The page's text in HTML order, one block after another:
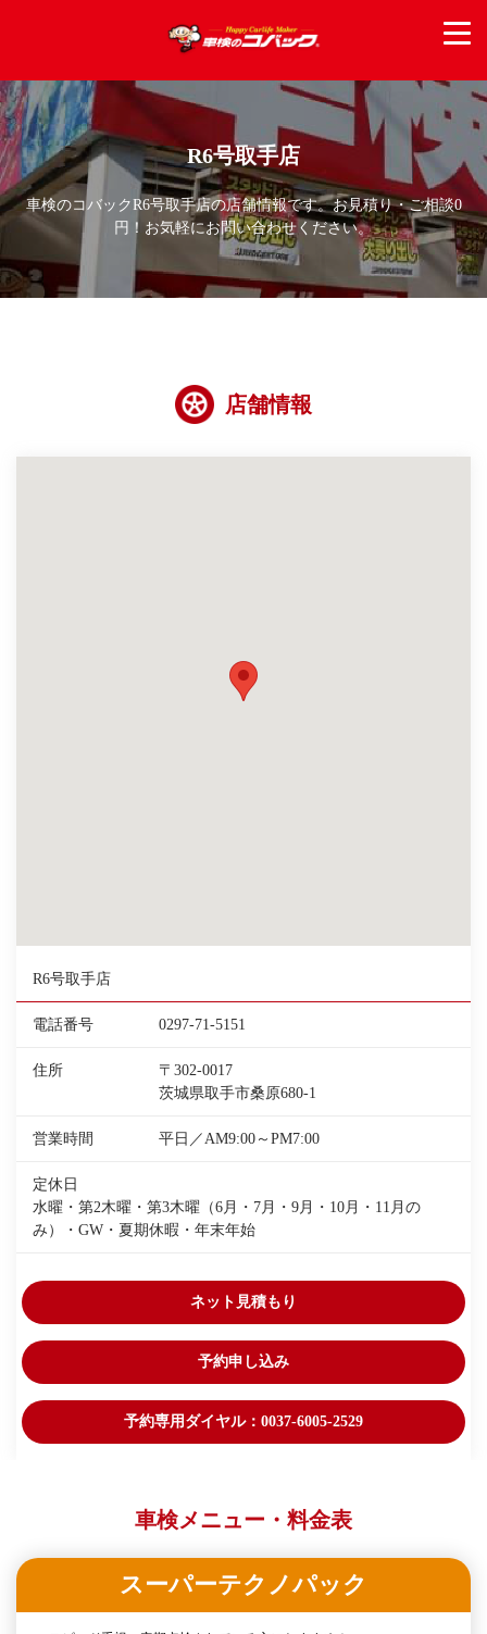
R6号取手店
車検のコバックR6号取手店の店舗情報です。お見積り・ご相談0
円！お気軽にお問い合わせください。
店舗情報
R6号取手店
電話番号 0297-71-5151
住所
〒302-0017
茨城県取手市桑原680-1
営業時間 平日／AM9:00～PM7:00
定休日
水曜・第2木曜・第3木曜（6月・7月・9月・10月・11月の
み）・GW・夏期休暇・年末年始
ネット見積もり
予約申し込み
予約専用ダイヤル：0037-6005-2529
車検メニュー・料金表
スーパーテクノパック